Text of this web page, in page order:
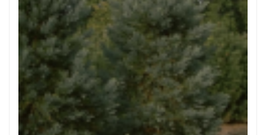
Mammoetboom
Sequoiadendron giganteum